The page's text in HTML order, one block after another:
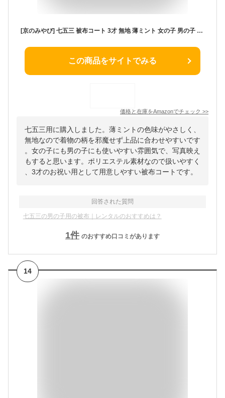
[京のみやび] 七五三 被布コート 3才 無地 薄ミント 女の子 男の子 ポリエステル
この商品をサイトでみる
価格と在庫をAmazonでチェック >>
七五三用に購入しました。薄ミントの色味がやさしく、
無地なので着物の柄を邪魔せず上品に合わせやすいです
。女の子にも男の子にも使いやすい雰囲気で、写真映え
もすると思います。ポリエステル素材なので扱いやすく
、3才のお祝い用として用意しやすい被布コートです。
回答された質問
七五三の男の子用の被布｜レンタルのおすすめは？
1件 のおすすめ口コミがあります
14